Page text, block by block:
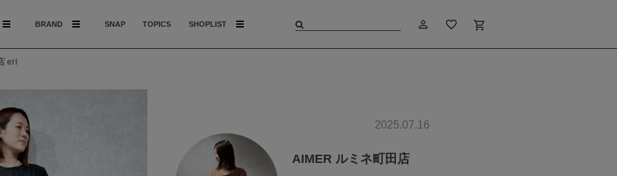
BRAND SNAP TOPICS SHOPLIST person_outline favorite_border shopping_cart
eri
2025.07.16
AIMER ルミネ町田店